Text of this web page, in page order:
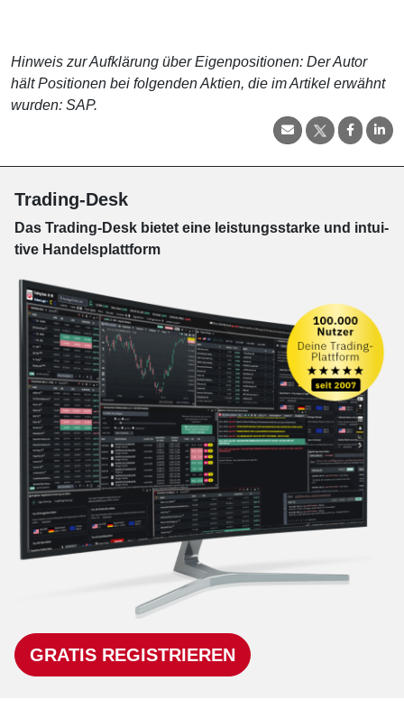
Hinweis zur Aufklärung über Eigenpositionen: Der Autor
hält Positionen bei folgenden Aktien, die im Artikel erwähnt
wurden: SAP.
Trading-Desk
Das Trading-Desk bie­tet eine leis­tungs­star­ke und in­tui­
tive Han­dels­platt­form
GRATIS REGISTRIEREN